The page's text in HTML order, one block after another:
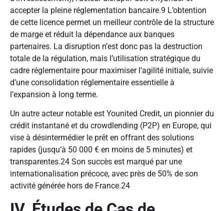
accepter la pleine réglementation bancaire.9 L’obtention
de cette licence permet un meilleur contrôle de la structure
de marge et réduit la dépendance aux banques
partenaires. La disruption n’est donc pas la destruction
totale de la régulation, mais l’utilisation stratégique du
cadre réglementaire pour maximiser l’agilité initiale, suivie
d’une consolidation réglementaire essentielle à
l’expansion à long terme.
Un autre acteur notable est Younited Credit, un pionnier du
crédit instantané et du crowdlending (P2P) en Europe, qui
vise à désintermédier le prêt en offrant des solutions
rapides (jusqu’à 50 000 € en moins de 5 minutes) et
transparentes.24 Son succès est marqué par une
internationalisation précoce, avec près de 50% de son
activité générée hors de France.24